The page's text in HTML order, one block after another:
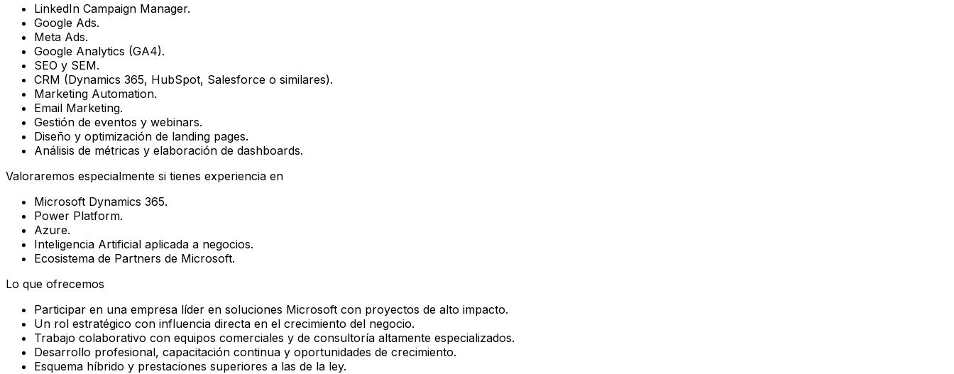
LinkedIn Campaign Manager.
Google Ads.
Meta Ads.
Google Analytics (GA4).
SEO y SEM.
CRM (Dynamics 365, HubSpot, Salesforce o similares).
Marketing Automation.
Email Marketing.
Gestión de eventos y webinars.
Diseño y optimización de landing pages.
Análisis de métricas y elaboración de dashboards.
Valoraremos especialmente si tienes experiencia en
Microsoft Dynamics 365.
Power Platform.
Azure.
Inteligencia Artificial aplicada a negocios.
Ecosistema de Partners de Microsoft.
Lo que ofrecemos
Participar en una empresa líder en soluciones Microsoft con proyectos de alto impacto.
Un rol estratégico con influencia directa en el crecimiento del negocio.
Trabajo colaborativo con equipos comerciales y de consultoría altamente especializados.
Desarrollo profesional, capacitación continua y oportunidades de crecimiento.
Esquema híbrido y prestaciones superiores a las de la ley.